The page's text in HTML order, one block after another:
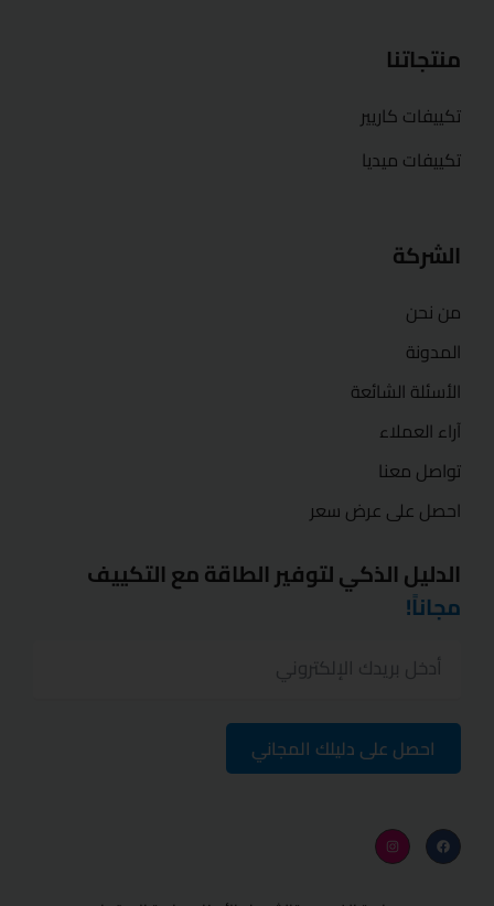
منتجاتنا
تكييفات كاريير
تكييفات ميديا
الشركة
من نحن
المدونة
الأسئلة الشائعة
آراء العملاء
تواصل معنا
احصل على عرض سعر
الدليل الذكي لتوفير الطاقة مع التكييف
مجاناً!
احصل على دليلك المجاني
c
e
b
o
s
t
a
g